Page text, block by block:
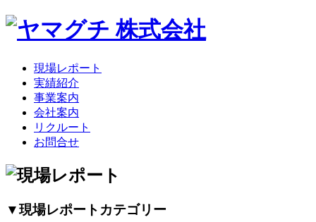
現場レポート
実績紹介
事業案内
会社案内
リクルート
お問合せ
▼現場レポートカテゴリー